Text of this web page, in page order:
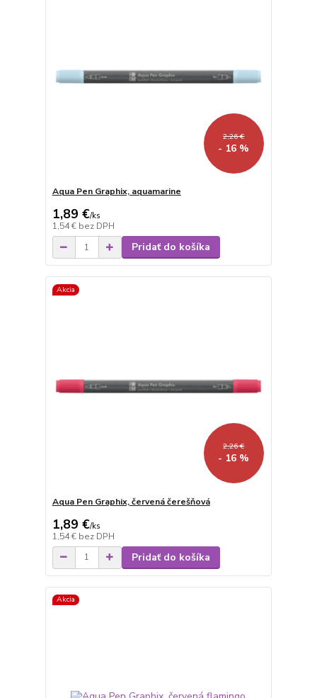
2,26 €
- 16 %
Aqua Pen Graphix, aquamarine
1,89 €/ks
1,54 € bez DPH
Pridať do košíka
Akcia
2,26 €
- 16 %
Aqua Pen Graphix, červená čerešňová
1,89 €/ks
1,54 € bez DPH
Pridať do košíka
Akcia